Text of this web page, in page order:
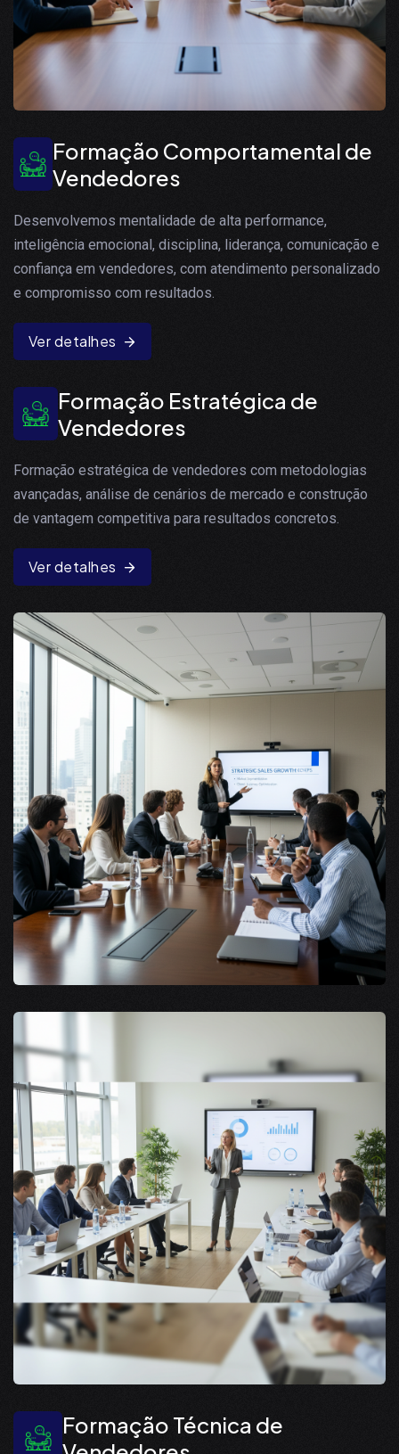
Formação Comportamental de
Vendedores
Desenvolvemos mentalidade de alta performance,
inteligência emocional, disciplina, liderança, comunicação e
confiança em vendedores, com atendimento personalizado
e compromisso com resultados.
Ver detalhes
Formação Estratégica de
Vendedores
Formação estratégica de vendedores com metodologias
avançadas, análise de cenários de mercado e construção
de vantagem competitiva para resultados concretos.
Ver detalhes
Formação Técnica de